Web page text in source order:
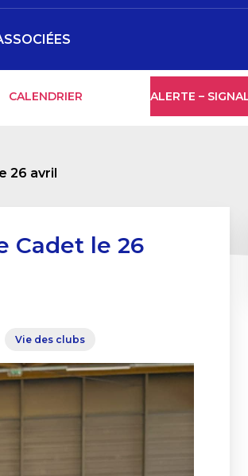
CALENDRIER ALERTE –
26 avril
Cadet le 26
Vie des clubs